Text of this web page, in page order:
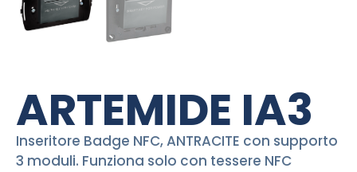
ARTEMIDE IA3
Inseritore Badge NFC, ANTRACITE con supporto
3 moduli. Funziona solo con tessere NFC